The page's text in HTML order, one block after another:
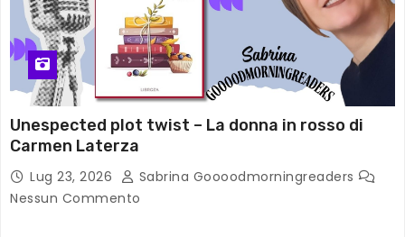
Unespected plot twist – La donna in rosso di
Carmen Laterza
Lug 23, 2026
Sabrina Goooodmorningreaders
Nessun Commento